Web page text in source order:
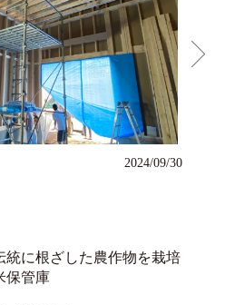
2024/09/30
統に根ざした農作物を栽培
保管庫